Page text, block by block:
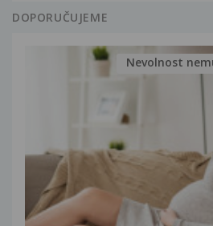
DOPORUČUJEME
Nevolnost